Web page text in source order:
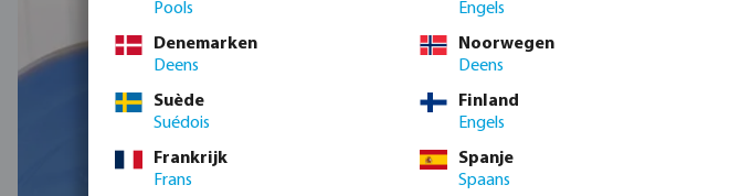
Pools
Engels
Denemarken
Deens
Noorwegen
Deens
Suède
Suédois
Finland
Engels
Frankrijk
Frans
Spanje
Spaans